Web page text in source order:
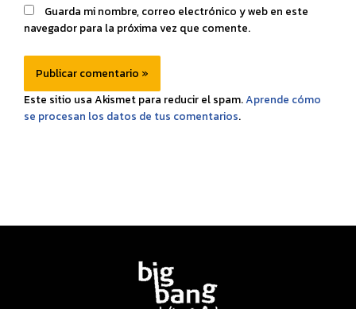
Guarda mi nombre, correo electrónico y web en este
navegador para la próxima vez que comente.
Este sitio usa Akismet para reducir el spam.Aprende cómo
se procesan los datos de tus comentarios.